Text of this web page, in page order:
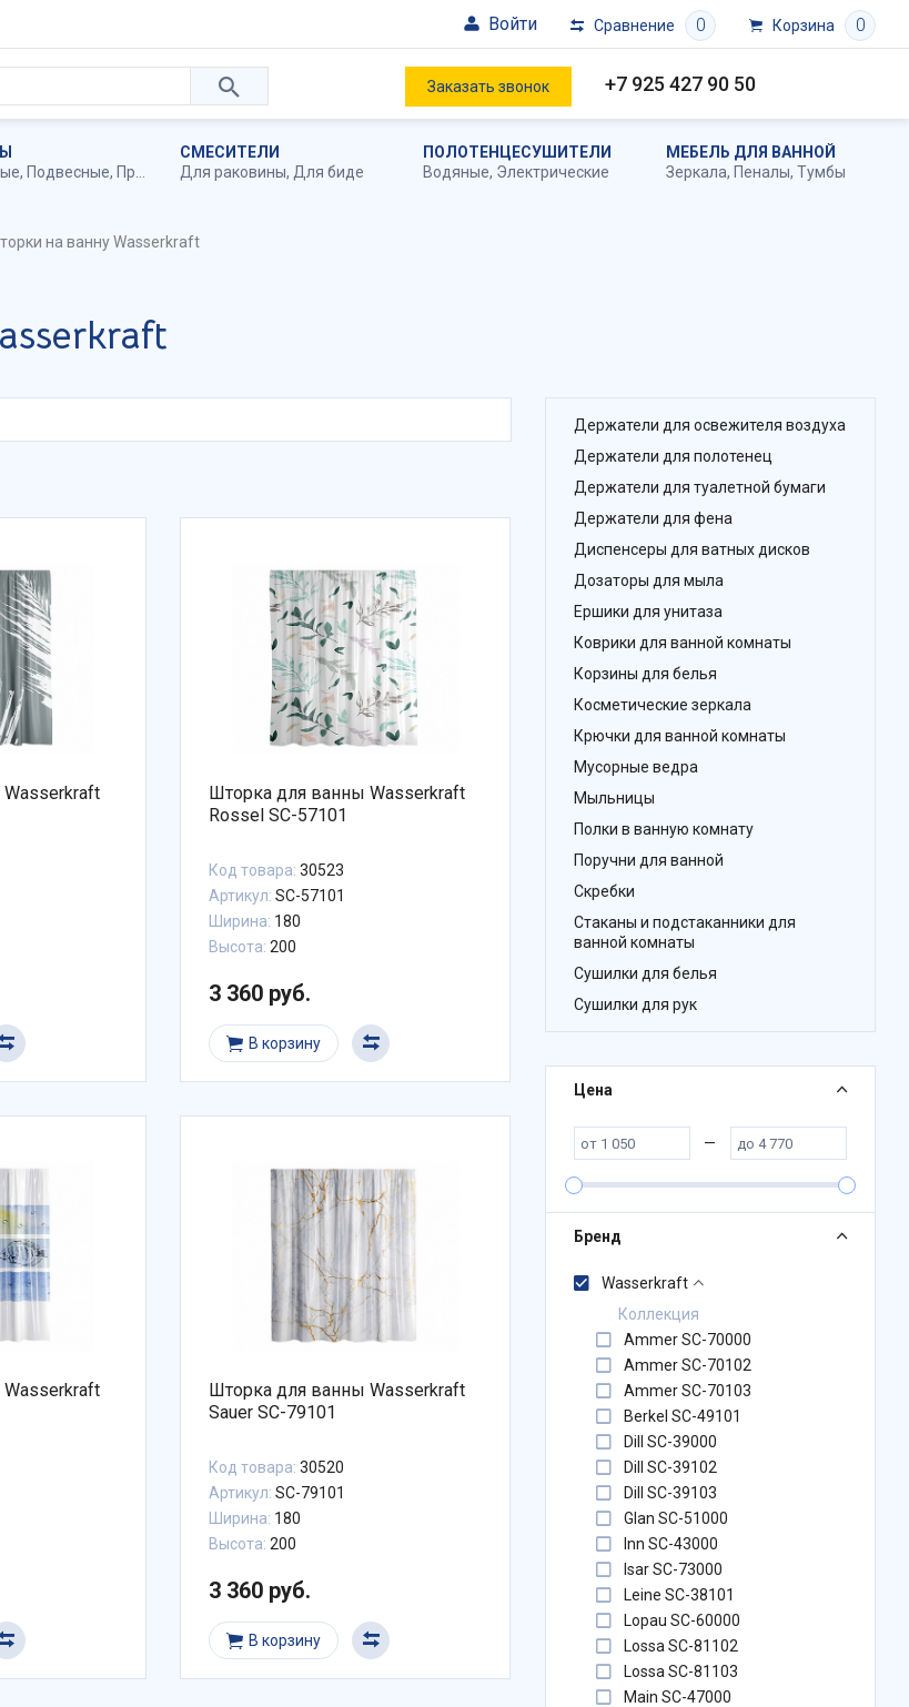
Войти Сравнение 0 Корзина 0
Заказать звонок +7 925 427 90 50
, Подвесные, Приставные
СМЕСИТЕЛИ
Для раковины, Для биде
ПОЛОТЕНЦЕСУШИТЕЛИ
Водяные, Электрические
МЕБЕЛЬ ДЛЯ ВАННОЙ
Зеркала, Пеналы, Тумбы
на ванну Wasserkraft
Шторка для ванны Wasserkraft
Rossel SC-57101
Код товара: 30523
Артикул: SC-57101
Ширина: 180
Высота: 200
3 360 руб.
В корзину
Шторка для ванны Wasserkraft
Sauer SC-79101
Код товара: 30520
Артикул: SC-79101
Ширина: 180
Высота: 200
3 360 руб.
В корзину
Держатели для освежителя воздуха
Держатели для полотенец
Держатели для туалетной бумаги
Держатели для фена
Диспенсеры для ватных дисков
Дозаторы для мыла
Ершики для унитаза
Коврики для ванной комнаты
Корзины для белья
Косметические зеркала
Крючки для ванной комнаты
Мусорные ведра
Мыльницы
Полки в ванную комнату
Поручни для ванной
Скребки
Стаканы и подстаканники для
ванной комнаты
Сушилки для белья
Сушилки для рук
Цена
—
Бренд
Wasserkraft
Коллекция
Ammer SC-70000
Ammer SC-70102
Ammer SC-70103
Berkel SC-49101
Dill SC-39000
Dill SC-39102
Dill SC-39103
Glan SC-51000
Inn SC-43000
Isar SC-73000
Leine SC-38101
Lopau SC-60000
Lossa SC-81102
Lossa SC-81103
Main SC-47000